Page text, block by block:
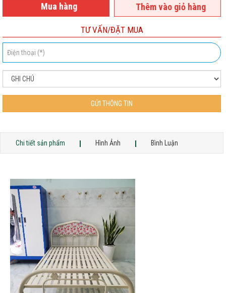
Mua hàng Thêm vào giỏ hàng
TƯ VẤN/ĐẶT MUA
GỬI THÔNG TIN
Chi tiết sản phẩm Hình Ảnh Bình Luận